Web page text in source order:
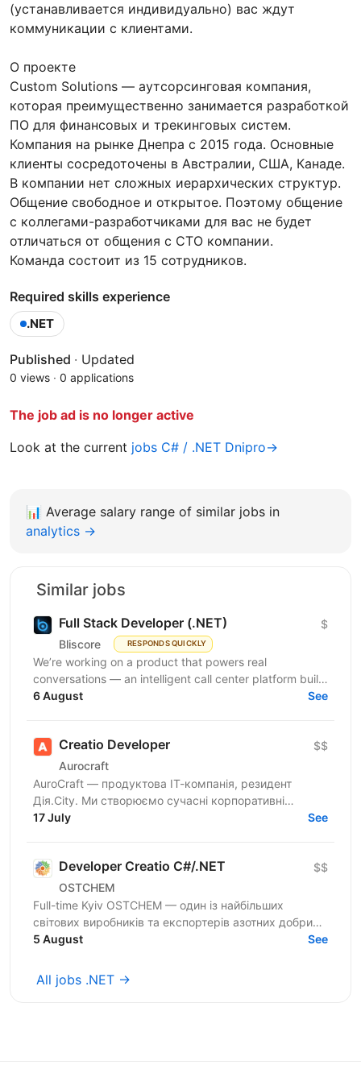
(устанавливается индивидуально) вас ждут
коммуникации с клиентами.
О проекте
Custom Solutions — аутсорсинговая компания,
которая преимущественно занимается разработкой
ПО для финансовых и трекинговых систем.
Компания на рынке Днепра с 2015 года. Основные
клиенты сосредоточены в Австралии, США, Канаде.
В компании нет сложных иерархических структур.
Общение свободное и открытое. Поэтому общение
с коллегами-разработчиками для вас не будет
отличаться от общения с СТО компании.
Команда состоит из 15 сотрудников.
Required skills experience
.NET
Published · Updated
0 views · 0 applications
The job ad is no longer active
Look at the current jobs C# / .NET Dnipro→
📊 Average salary range of similar jobs in
analytics →
Similar jobs
Full Stack Developer (.NET)
Bliscore RESPONDS QUICKLY
$
We’re working on a product that powers real
conversations — an intelligent call center platform built
to handle serious communication volumes. Think
6 August See
Creatio Developer
Aurocraft
$$
AuroCraft — продуктова ІТ-компанія, резидент
Дія.City. Ми створюємо сучасні корпоративні
рішення, автоматизуємо бізнес-процеси, інтегруємо
17 July See
Developer Creatio C#/.NET
OSTCHEM
$$
Full-time Kyiv OSTCHEM — один із найбільших
світових виробників та експортерів азотних добрив.
Компанія розширює напрямок корпоративних ІТ-
5 August See
All jobs .NET →